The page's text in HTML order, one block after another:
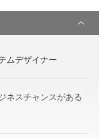
ムデザイナー
ネスチャンスがある